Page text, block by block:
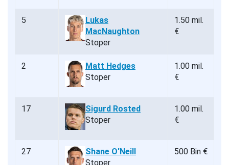
5
Lukas
MacNaughton
Stoper
1.50 mil.
€
2
Matt Hedges
Stoper
1.00 mil.
€
17
Sigurd Rosted
Stoper
1.00 mil.
€
27
Shane O'Neill
Stoper
500 Bin €